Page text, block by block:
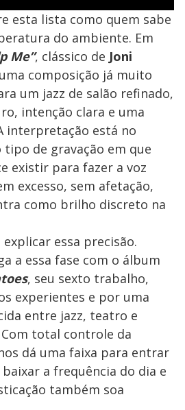
esta lista como quem sabe
do ambiente. Em
Me”, clássico de Joni
composição já muito
um jazz de salão refinado,
intenção clara e uma
interpretação está no
de gravação em que
existir para fazer a voz
excesso, sem afetação,
como brilho discreto na
essa precisão.
a essa fase com o álbum
, seu sexto trabalho,
experientes e por uma
entre jazz, teatro e
total controle da
dá uma faixa para entrar
a frequência do dia e
também soa